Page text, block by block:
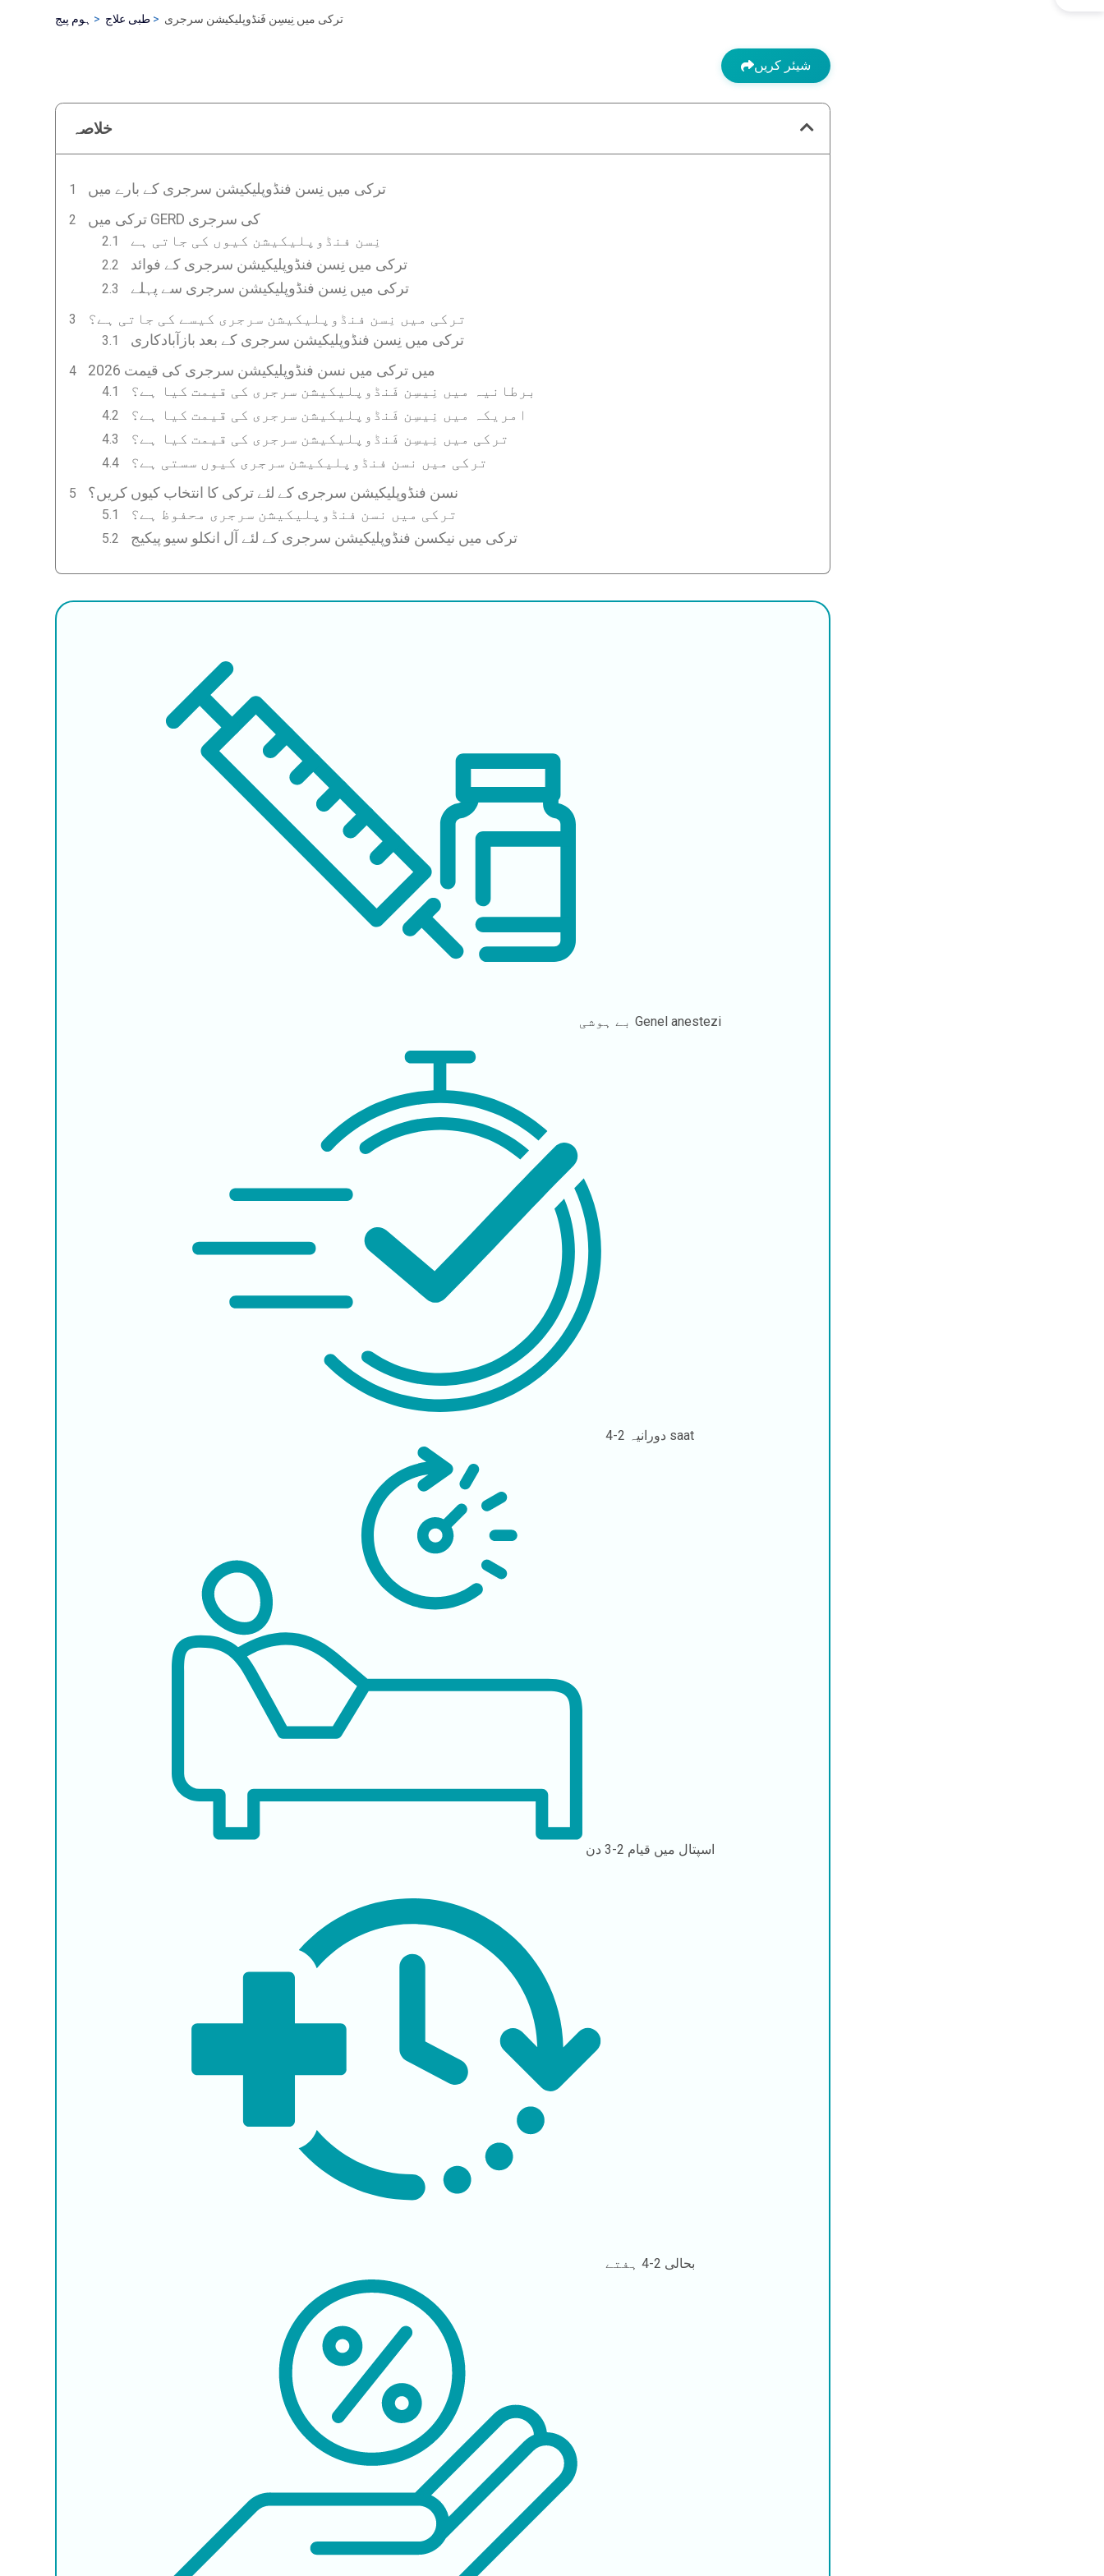
ہوم پیج طبی علاج ترکی میں نِیسِن فَنڈوپلیکیشن سرجری
شیئر کریں
خلاصہ
ترکی میں نِسن فنڈوپلیکیشن سرجری کے بارے میں
ترکی میں GERD کی سرجری
نِسن فنڈوپلیکیشن کیوں کی جاتی ہے
ترکی میں نِسن فنڈوپلیکیشن سرجری کے فوائد
ترکی میں نِسن فنڈوپلیکیشن سرجری سے پہلے
ترکی میں نِسن فنڈوپلیکیشن سرجری کیسے کی جاتی ہے؟
ترکی میں نِسن فنڈوپلیکیشن سرجری کے بعد بازآبادکاری
2026 میں ترکی میں نسن فنڈوپلیکیشن سرجری کی قیمت
برطانیہ میں نِیسِن فَنڈوپلیکیشن سرجری کی قیمت کیا ہے؟
امریکہ میں نِیسِن فَنڈوپلیکیشن سرجری کی قیمت کیا ہے؟
ترکی میں نِیسِن فَنڈوپلیکیشن سرجری کی قیمت کیا ہے؟
ترکی میں نسن فنڈوپلیکیشن سرجری کیوں سستی ہے؟
نسن فنڈوپلیکیشن سرجری کے لئے ترکی کا انتخاب کیوں کریں؟
ترکی میں نسن فنڈوپلیکیشن سرجری محفوظ ہے؟
ترکی میں نیکسن فنڈوپلیکیشن سرجری کے لئے آل انکلو سیو پیکیج
Genel anestezi
دورانیہ 2-4 saat
اسپتال میں قیام 2-3 دن
بحالی 2-4 ہفتے